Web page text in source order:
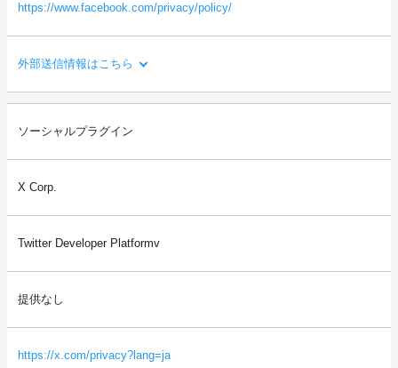
https://www.facebook.com/privacy/policy/
外部送信情報はこちら
利用目的：
ログインのためのアカウント連携を提供するため。
・本サイトを閲覧した端末の情報（OS、ブラウザ情報、IPアドレ
ス、画面解像度など）
ルなど）
ソーシャルプラグイン
X Corp.
Twitter Developer Platformv
提供なし
https://x.com/privacy?lang=ja